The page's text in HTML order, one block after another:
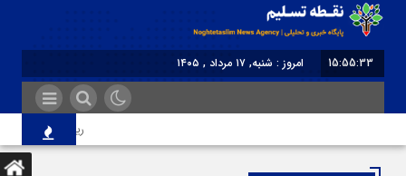
15:55:33
امروز : شنبه, ۱۷ مرداد , ۱۴۰۵
رییس اتحادیه: